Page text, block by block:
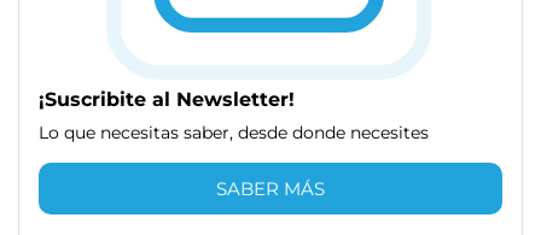
¡Suscribite al Newsletter!
Lo que necesitas saber, desde donde necesites
SABER MÁS